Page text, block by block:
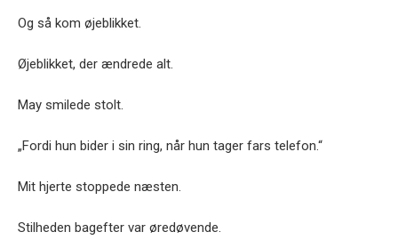
Og så kom øjeblikket.
Øjeblikket, der ændrede alt.
May smilede stolt.
„Fordi hun bider i sin ring, når hun tager fars telefon.“
Mit hjerte stoppede næsten.
Stilheden bagefter var øredøvende.